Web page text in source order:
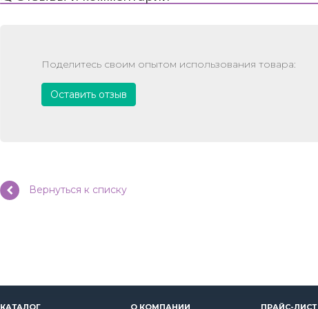
Поделитесь своим опытом использования товара:
Оставить отзыв
Вернуться к списку
КАТАЛОГ О КОМПАНИИ ПРАЙС-ЛИСТ